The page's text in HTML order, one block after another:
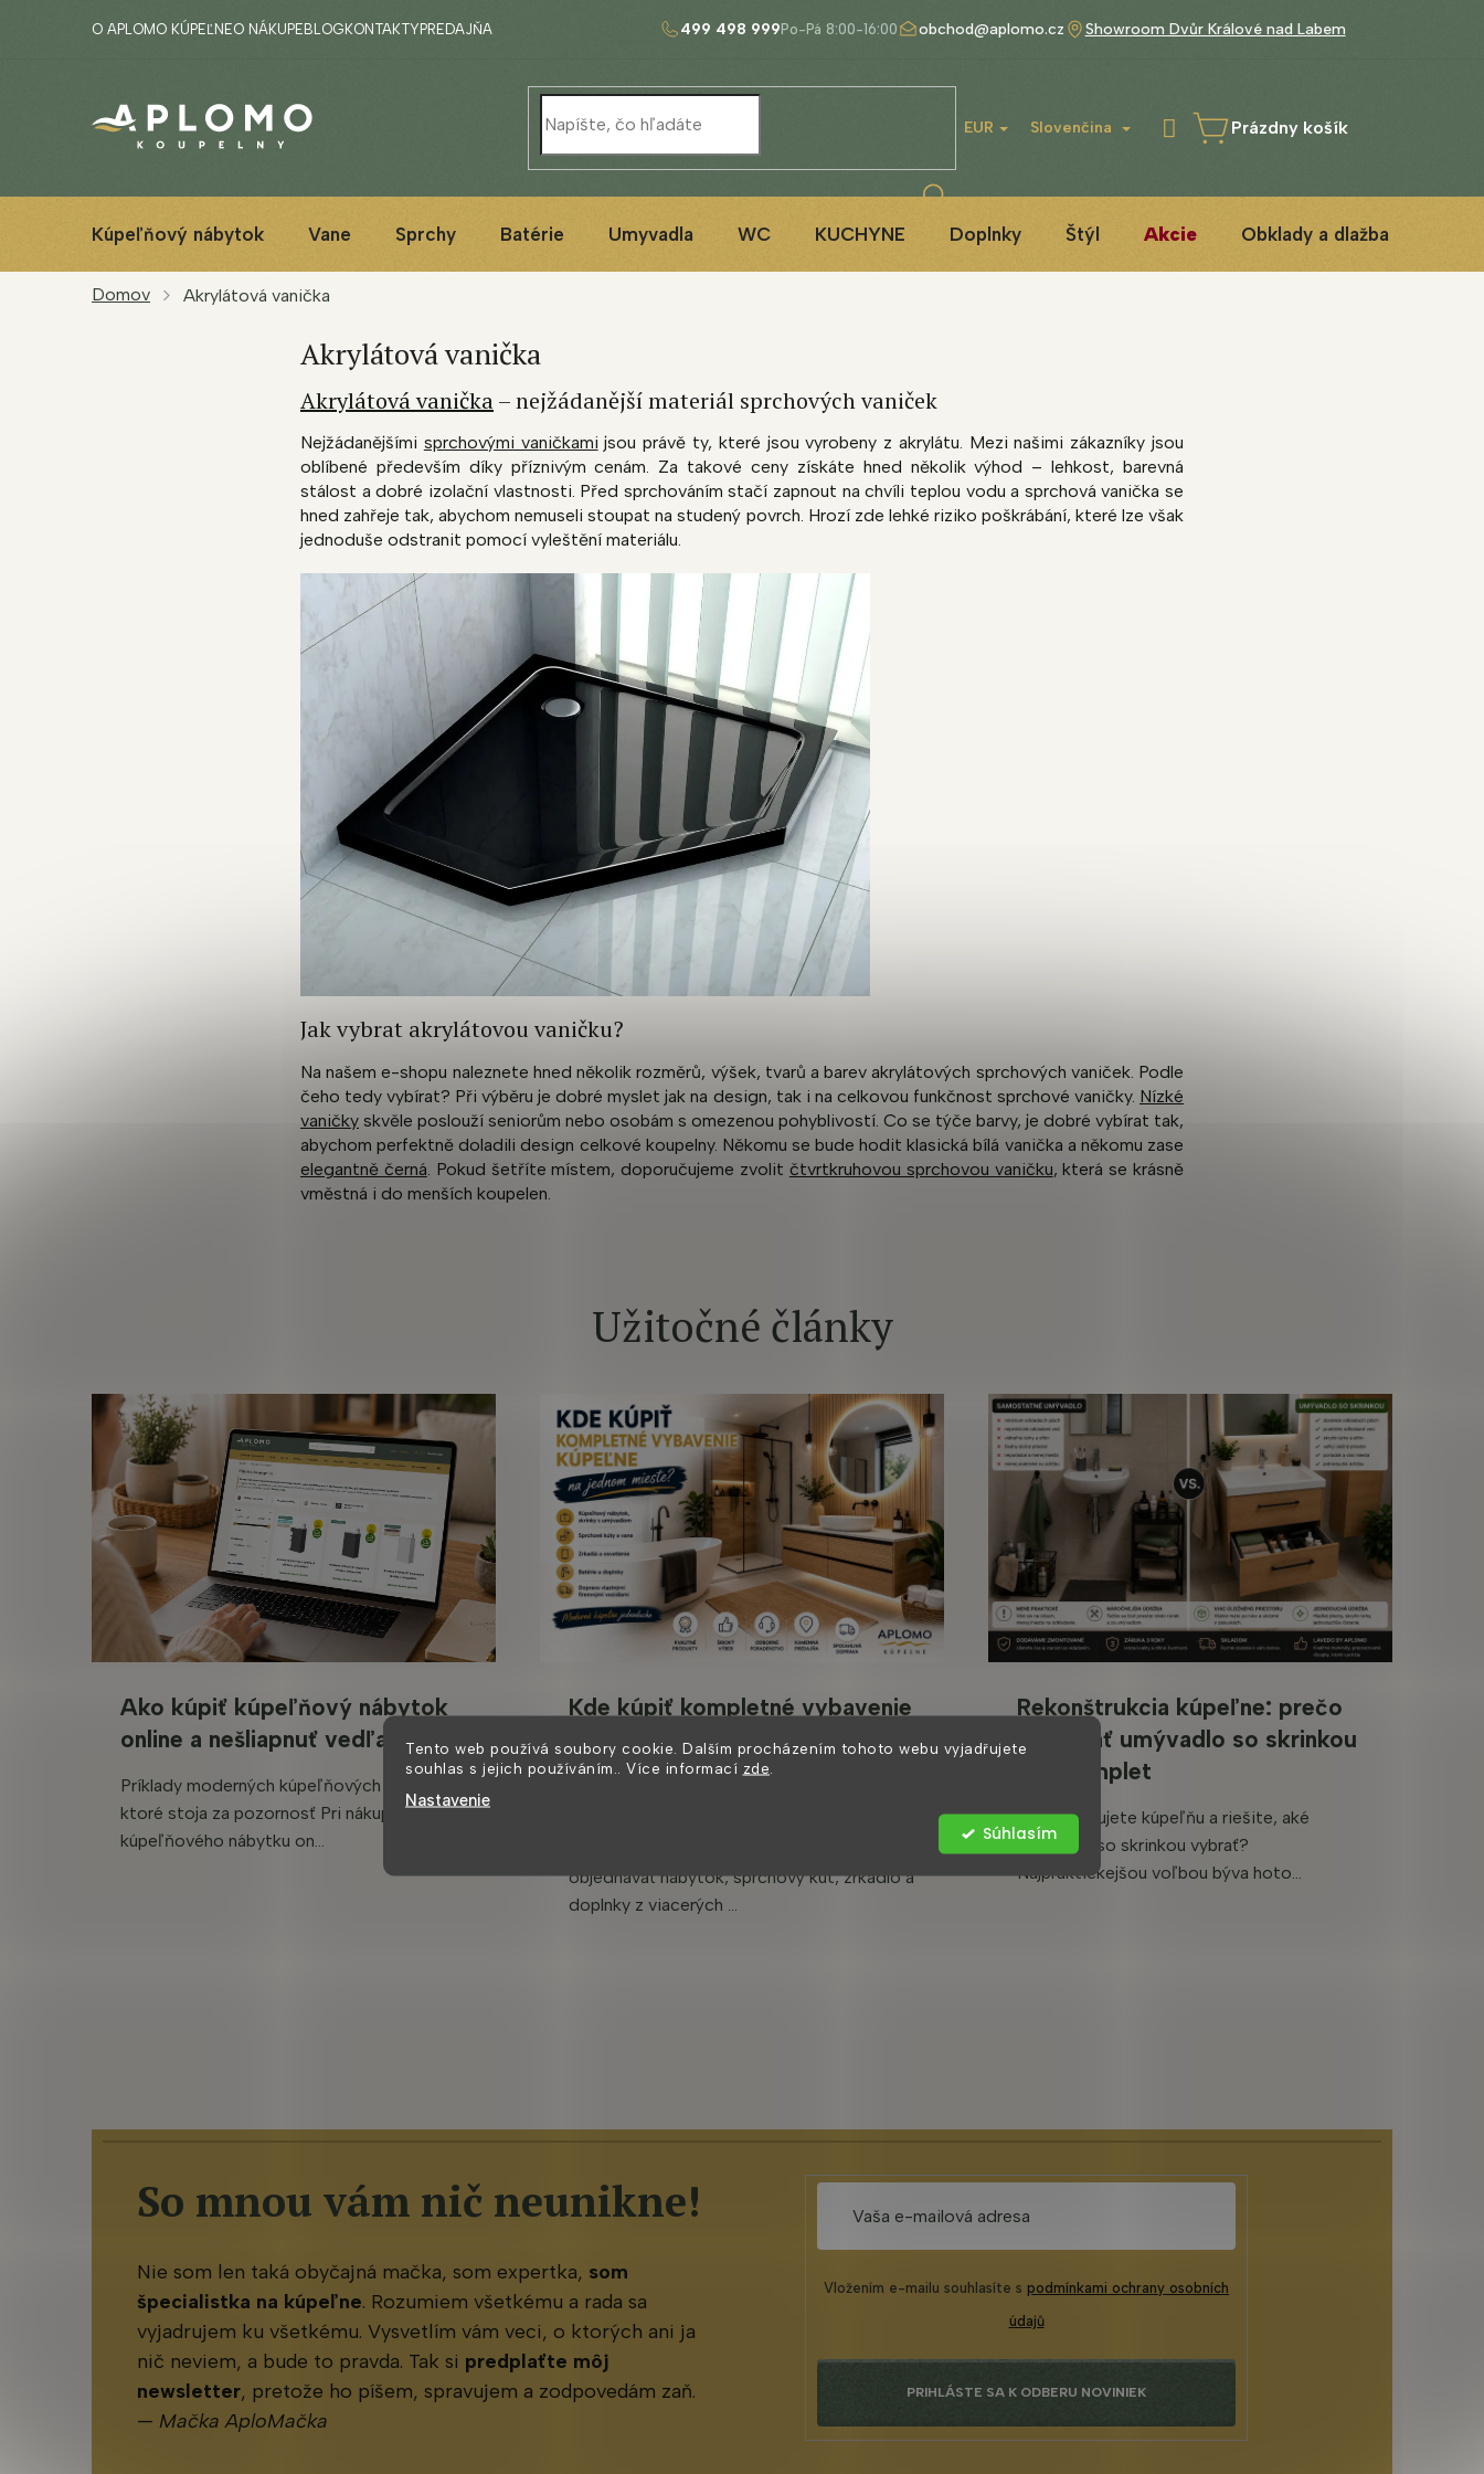
Tento web používá soubory cookie. Dalším procházením tohoto webu vyjadřujete
souhlas s jejich používáním.. Více informací zde
Nastavenie
Súhlasím
499 498 999 obchod@aplomo.cz Showroom Dvůr Králové nad Labem
O APLOMO KÚPEĽNEO NÁKUPE BLOG KONTAKTY PREDAJŇA
EUR Slovenčina
NÁKUPNÝ
Prázdny košík
Kúpeľňový nábytok Vane Sprchy Batérie Umyvadla WC KUCHYNE Doplnky Štýl Akcie Obklady a dlažba
Domov Akrylátová vanička
Akrylátová vanička
Akrylátová vanička– nejžádanější materiál sprchových vaniček
Nejžádanějšími sprchovými vaničkami jsou právě ty, které jsou vyrobeny z akrylátu. Mezi našimi zákazníky jsou
oblíbené především díky příznivým cenám. Za takové ceny získáte hned několik výhod – lehkost, barevná
stálost a dobré izolační vlastnosti. Před sprchováním stačí zapnout na chvíli teplou vodu a sprchová vanička se
hned zahřeje tak, abychom nemuseli stoupat na studený povrch. Hrozí zde lehké riziko poškrábání, které lze však
jednoduše odstranit pomocí vyleštění materiálu.
Jak vybrat akrylátovou vaničku?
Na našem e-shopu naleznete hned několik rozměrů, výšek, tvarů a barev akrylátových sprchových vaniček. Podle
čeho tedy vybírat? Při výběru je dobré myslet jak na design, tak i na celkovou funkčnost sprchové vaničky. Nízké
vaničky skvěle poslouží seniorům nebo osobám s omezenou pohyblivostí. Co se týče barvy, je dobré vybírat tak,
abychom perfektně doladili design celkové koupelny. Někomu se bude hodit klasická bílá vanička a někomu zase
elegantně černá. Pokud šetříte místem, doporučujeme zvolit čtvrtkruhovou sprchovou vaničku, která se krásně
vměstná i do menších koupelen.
Užitočné články
Ako kúpiť kúpeľňový nábytok
online a nešliapnuť vedľa
Príklady moderných kúpeľňových zostáv,
ktoré stoja za pozornosť Pri nákupe
kúpeľňového nábytku on...
Kde kúpiť kompletné vybavenie
kúpeľne na jednom mieste?
Sprievodca modernou
objednávať nábytok, sprchový kút, zrkadlo a
doplnky z viacerých ...
Rekonštrukcia kúpeľne: prečo
si vybrať umývadlo so skrinkou
ako komplet
Rekonštruujete kúpeľňu a riešite, aké
umývadlo so skrinkou vybrať?
Najpraktickejšou voľbou býva hoto...
So mnou vám nič neunikne!
Nie som len taká obyčajná mačka, som expertka, som
špecialistka na kúpeľne. Rozumiem všetkému a rada sa
vyjadrujem ku všetkému. Vysvetlím vám veci, o ktorých ani ja
nič neviem, a bude to pravda. Tak si predplaťte môj
newsletter, pretože ho píšem, spravujem a zodpovedám zaň.
— Mačka AploMačka
Vložením e-mailu souhlasíte s podmínkami ochrany osobních
údajů
PRIHLÁSTE SA K ODBERU NOVINIEK